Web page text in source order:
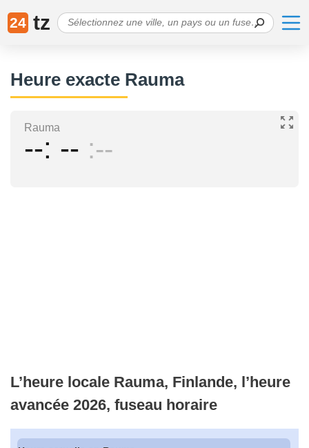
24 tz
Heure exacte Rauma
Rauma
-- -- --
L’heure locale Rauma, Finlande, l’heure
avancée 2026, fuseau horaire